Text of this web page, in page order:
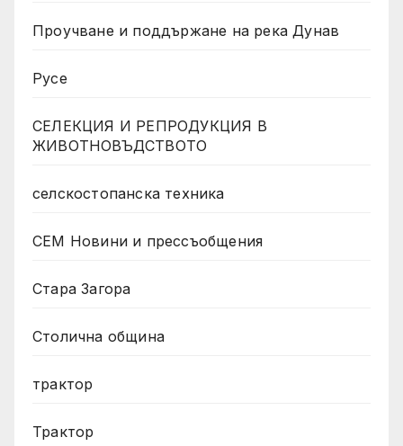
Проучване и поддържане на река Дунав
Русе
СЕЛЕКЦИЯ И РЕПРОДУКЦИЯ В
ЖИВОТНОВЪДСТВОТО
селскостопанска техника
СЕМ Новини и прессъобщения
Стара Загора
Столична община
трактор
Трактор